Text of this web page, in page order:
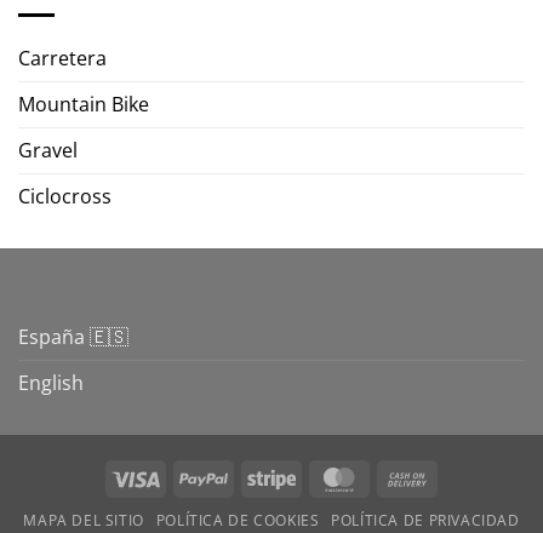
Carretera
Mountain Bike
Gravel
Ciclocross
España 🇪🇸
English
Visa PayPal Stripe MasterCard
MAPA DEL SITIO POLÍTICA DE COOKIES POLÍTICA DE PRIVACIDAD